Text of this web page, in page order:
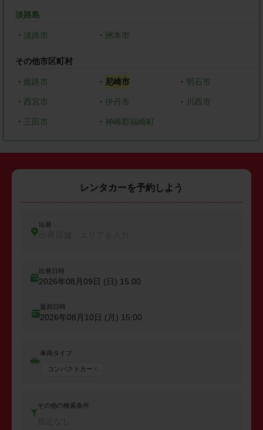
淡路島
・ 淡路市 ・ 洲本市
その他市区町村
・ 姫路市 ・ 尼崎市 ・ 明石市
・ 西宮市 ・ 伊丹市 ・ 川西市
・ 三田市 ・ 神崎郡福崎町
レンタカーを予約しよう
出発
出発日時
2026年08月09日 (日) 15:00
返却日時
2026年08月10日 (月) 15:00
車両タイプ
コンパクトカー
その他の検索条件